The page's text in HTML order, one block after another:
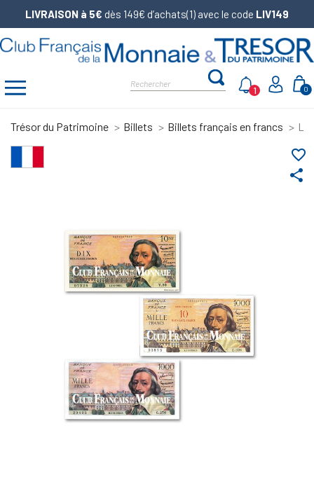
LIVRAISON à 5€ dès 149€ d’achats(1) avec le code LIV149
0
1
Trésor du Patrimoine Billets Billets français en francs
share
favorite_border